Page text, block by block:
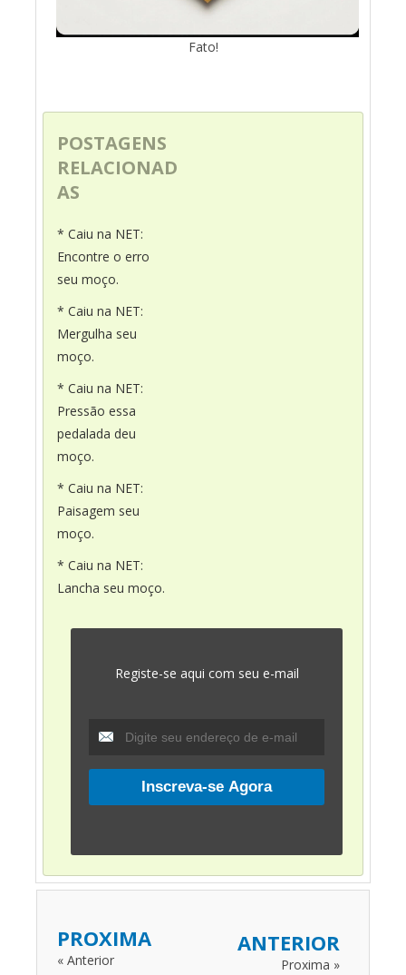
Fato!
POSTAGENS
RELACIONAD
AS
* Caiu na NET:
Encontre o erro
seu moço.
* Caiu na NET:
Mergulha seu
moço.
* Caiu na NET:
Pressão essa
pedalada deu
moço.
* Caiu na NET:
Paisagem seu
moço.
* Caiu na NET:
Lancha seu moço.
Registe-se aqui com seu e-mail
PROXIMA
« Anterior
ANTERIOR
Proxima »